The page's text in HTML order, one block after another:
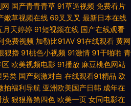
网 国产青青青草 91草逼视频 免费看片
嫩草视频在线 69叉叉叉 最新日本在线
月天婷婷 91短视频在线 国产在线观看
免费视频 加勒比91AV 91在线观看 黄网
狠擼 91桃色小视频 91激情 91干啪啪 青
区 欧美视频电影 91播放 麻豆桃色网站
另类 国产刺激对白 在线观看91精品 欧
拍福利导航 亚洲欧美国产日韩 成年在
放 狠狠撸第四色 欧美一页 女同电影在